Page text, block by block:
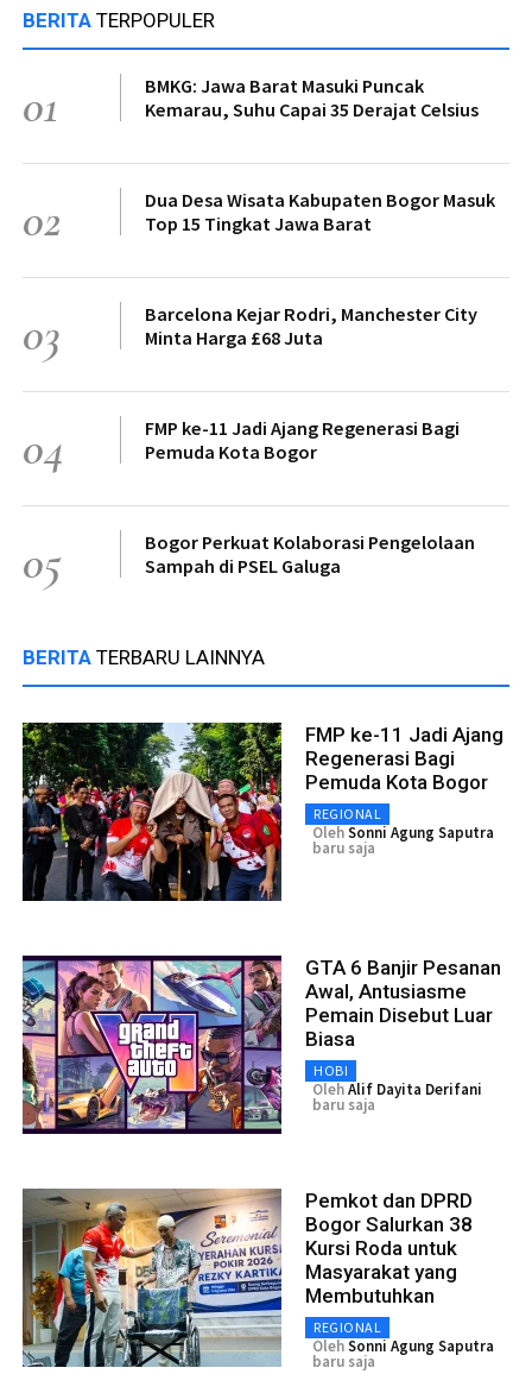
BERITA TERPOPULER
01
BMKG: Jawa Barat Masuki Puncak
Kemarau, Suhu Capai 35 Derajat Celsius
02
Dua Desa Wisata Kabupaten Bogor Masuk
Top 15 Tingkat Jawa Barat
03
Barcelona Kejar Rodri, Manchester City
Minta Harga £68 Juta
04
FMP ke-11 Jadi Ajang Regenerasi Bagi
Pemuda Kota Bogor
05
Bogor Perkuat Kolaborasi Pengelolaan
Sampah di PSEL Galuga
BERITA TERBARU LAINNYA
FMP ke-11 Jadi Ajang
Regenerasi Bagi
Pemuda Kota Bogor
REGIONAL
OlehSonni Agung Saputra
baru saja
GTA 6 Banjir Pesanan
Awal, Antusiasme
Pemain Disebut Luar
Biasa
HOBI
OlehAlif Dayita Derifani
baru saja
Pemkot dan DPRD
Bogor Salurkan 38
Kursi Roda untuk
Masyarakat yang
Membutuhkan
REGIONAL
OlehSonni Agung Saputra
baru saja